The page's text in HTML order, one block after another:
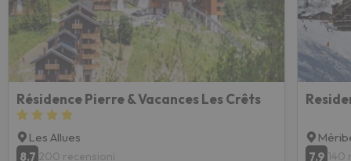
Résidence Pierre & Vacances Les Crêts
Les Allues
8.7 200 recensioni
7.9 140